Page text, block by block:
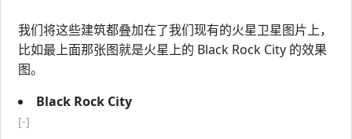
我们将这些建筑都叠加在了我们现有的火星卫星图片上，
比如最上面那张图就是火星上的 Black Rock City 的效果
图。
Black Rock City
[-]